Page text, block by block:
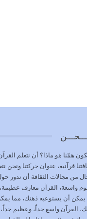
همّنا هو ماذا؟ أن نتعلم القرآن
قرآنية، عنوان حركتنا
من مجالات الثقافة أن ندور حول
واسعة، القرآن معارف
يمكن أن يستوعبه ذهنك، مما
القرآن واسع جداً، وعظيم جداً،